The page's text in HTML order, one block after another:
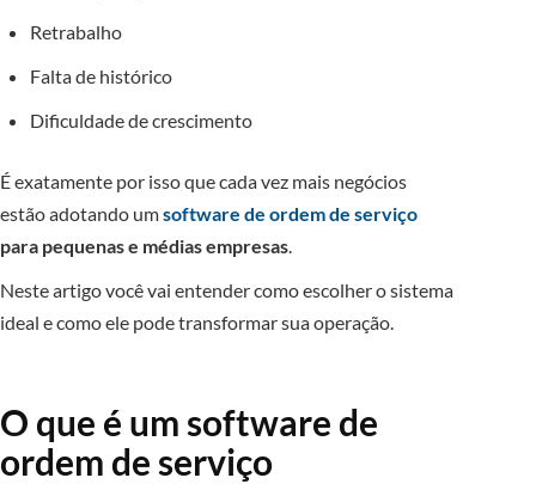
Retrabalho
Falta de histórico
Dificuldade de crescimento
É exatamente por isso que cada vez mais negócios
estão adotando umsoftware de ordem de serviço
para pequenas e médias empresas.
Neste artigo você vai entender como escolher o sistema
ideal e como ele pode transformar sua operação.
O que é um software de
ordem de serviço